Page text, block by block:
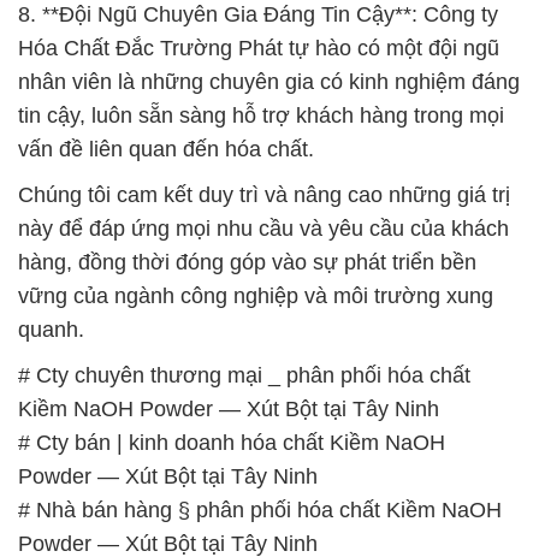
8. **Đội Ngũ Chuyên Gia Đáng Tin Cậy**: Công ty
Hóa Chất Đắc Trường Phát tự hào có một đội ngũ
nhân viên là những chuyên gia có kinh nghiệm đáng
tin cậy, luôn sẵn sàng hỗ trợ khách hàng trong mọi
vấn đề liên quan đến hóa chất.
Chúng tôi cam kết duy trì và nâng cao những giá trị
này để đáp ứng mọi nhu cầu và yêu cầu của khách
hàng, đồng thời đóng góp vào sự phát triển bền
vững của ngành công nghiệp và môi trường xung
quanh.
# Cty chuyên thương mại _ phân phối hóa chất
Kiềm NaOH Powder — Xút Bột tại Tây Ninh
# Cty bán | kinh doanh hóa chất Kiềm NaOH
Powder — Xút Bột tại Tây Ninh
# Nhà bán hàng § phân phối hóa chất Kiềm NaOH
Powder — Xút Bột tại Tây Ninh